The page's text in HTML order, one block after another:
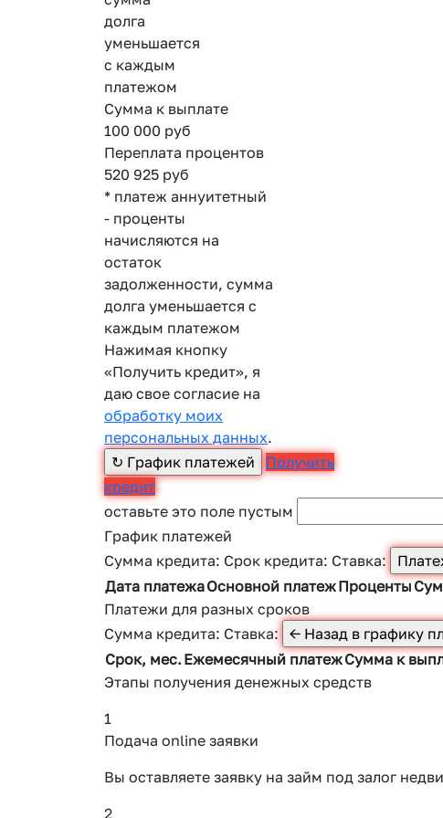
долга
уменьшается
с каждым
платежом
Сумма к выплате
100 000 руб
Переплата процентов
520 925 руб
* платеж аннуитетный
- проценты
начисляются на
остаток
задолженности, сумма
долга уменьшается с
каждым платежом
Нажимая кнопку
«Получить кредит», я
даю свое согласие на
обработку моих
персональных данных.
Получить
кредит
оставьте это поле пустым
График платежей
Сумма кредита: Срок кредита: Ставка:
Дата платежаОсновной платежПроценты
Платежи для разных сроков
Сумма кредита: Ставка:
Срок, мес.Ежемесячный платежСумма к
Этапы получения денежных средств
1
Подача online заявки
Вы оставляете заявку на займ под залог
2